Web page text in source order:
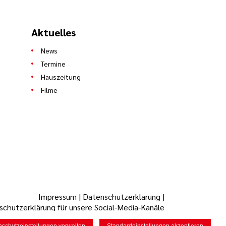
Aktuelles
News
Termine
Hauszeitung
Filme
Impressum | Datenschutzerklärung |
für unsere Social-Media-Kanäle